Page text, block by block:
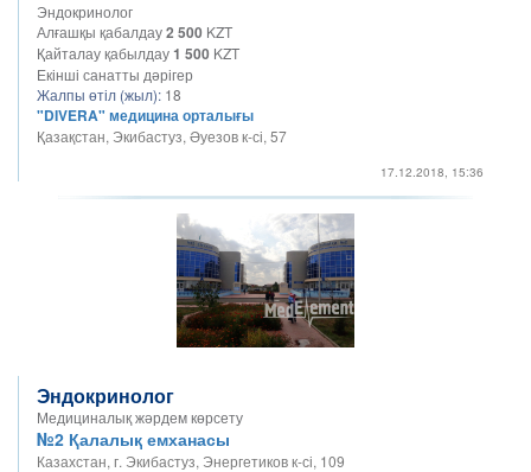
Эндокринолог
Алғашқы қабалдау2 500 KZT
Қайталау қабылдау1 500 KZT
Екінші санатты дәрігер
Жалпы өтіл (жыл): 18
"DIVERA" медицина орталығы
Қазақстан, Экибастуз, Әуезов к-сі, 57
17.12.2018, 15:36
Эндокринолог
Медициналық жәрдем көрсету
№2 Қалалық емханасы
Казахстан, г. Экибастуз, Энергетиков к-сі, 109